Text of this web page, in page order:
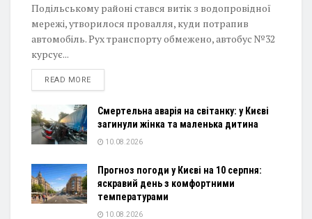
Подільському районі стався витік з водопровідної
мережі, утворилося провалля, куди потрапив
автомобіль. Рух транспорту обмежено, автобус №32
курсує...
READ MOREDETAILS
Смертельна аварія на світанку: у Києві
загинули жінка та маленька дитина
10.08.2026
Прогноз погоди у Києві на 10 серпня:
яскравий день з комфортними
температурами
10.08.2026